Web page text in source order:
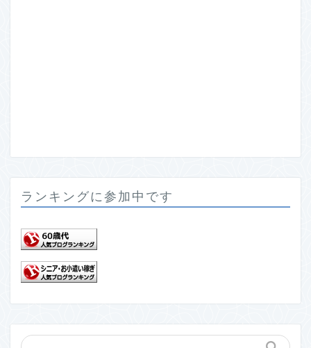
ランキングに参加中です